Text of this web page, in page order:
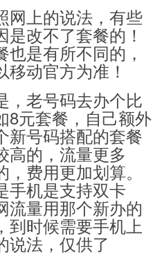
网上的说法，有些
是改不了套餐的！
是有所不同的，
动官方为准！
，老号码去办个比
8元套餐，自己额外
新号码搭配的套餐
高的，流量更多
费用更加划算。
手机是支持双卡
流量用那个新办的
到时候需要手机上
说法，仅供了